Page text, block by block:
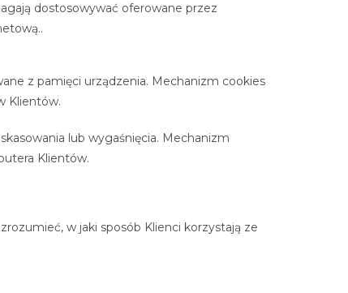
dostosowywać oferowane przez
z pamięci urządzenia. Mechanizm cookies
Klientów.
lub wygaśnięcia. Mechanizm
Klientów.
w jaki sposób Klienci korzystają ze